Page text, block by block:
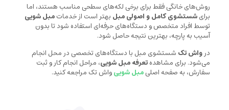
روش‌های خانگی فقط برای برخی لکه‌های سطحی مناسب هستند، اما
برایشستشوی کامل و اصولی مبل بهتر است از خدماتمبل شویی
توسط افراد متخصص و دستگاه‌های حرفه‌ای استفاده شود تا بدون
آسیب به پارچه، بهترین نتیجه حاصل شود.
درواش تک شستشوی مبل با دستگاه‌های تخصصی در محل انجام
می‌شود. برای مشاهدهتعرفه مبل شویی، مراحل انجام کار و ثبت
سفارش، به صفحه اصلیمبل شوییواش تک مراجعه کنید.